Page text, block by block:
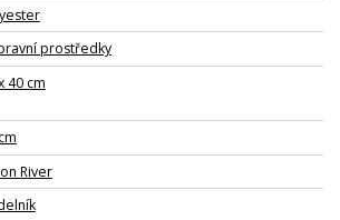
prostředky
40 cm
River